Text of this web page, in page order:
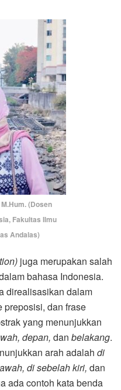
(Dosen
Fakultas Ilmu
Andalas)
juga merupakan salah
bahasa Indonesia.
direalisasikan dalam
preposisi, dan frase
yang menunjukkan
depan, dan belakang.
arah adalah di
di sebelah kiri, dan
ada contoh kata benda